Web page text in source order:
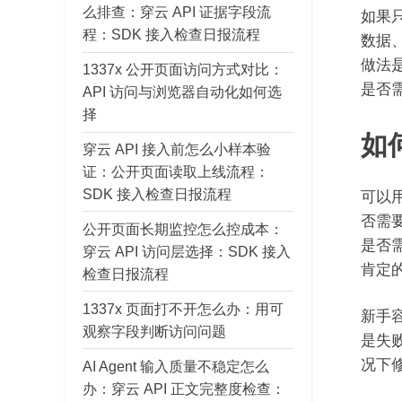
如果
数据
做法
是否
如
可以
否需
是否
肯定
新手
是失
况下
么排查：穿云 API 证据字段流
程：SDK 接入检查日报流程
1337x 公开页面访问方式对比：
API 访问与浏览器自动化如何选
择
穿云 API 接入前怎么小样本验
证：公开页面读取上线流程：
SDK 接入检查日报流程
公开页面长期监控怎么控成本：
穿云 API 访问层选择：SDK 接入
检查日报流程
1337x 页面打不开怎么办：用可
观察字段判断访问问题
AI Agent 输入质量不稳定怎么
办：穿云 API 正文完整度检查：